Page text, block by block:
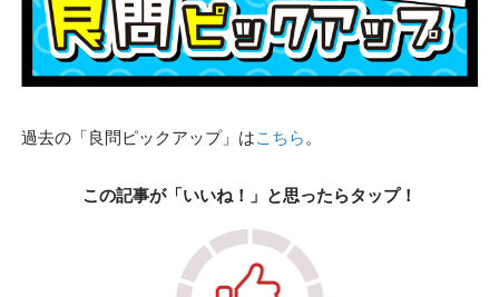
過去の「良問ピックアップ」はこちら 。
この記事が「いいね！」と思ったらタップ！